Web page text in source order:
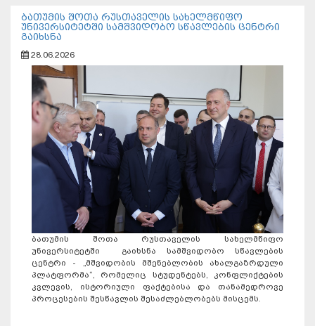
ბათუმის შოთა რუსთაველის სახელმწიფო
უნივერსიტეტში სამშვიდობო სწავლების ცენტრი
გაიხსნა
28.06.2026
ბათუმის შოთა რუსთაველის სახელმწიფო
უნივერსიტეტში გაიხსნა სამშვიდობო სწავლების
ცენტრი - „მშვიდობის მშენებლობის ახალგაზრდული
პლატფორმა“, რომელიც სტუდენტებს, კონფლიქტების
კვლევის, ისტორიული ფაქტებისა და თანამედროვე
პროცესების შესწავლის შესაძლებლობებს მისცემს.